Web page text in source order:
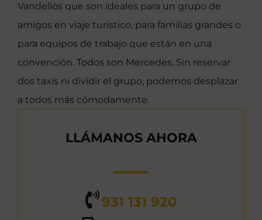
Vandellòs que son ideales para un grupo de
amigos en viaje turístico, para familias grandes o
para equipos de trabajo que están en una
convención. Todos son Mercedes. Sin reservar
dos taxis ni dividir el grupo, podemos desplazar
a todos más cómodamente.
LLÁMANOS AHORA
931 131 920